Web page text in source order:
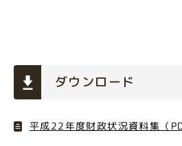
ダウンロード
平成22年度財政状況資料集（